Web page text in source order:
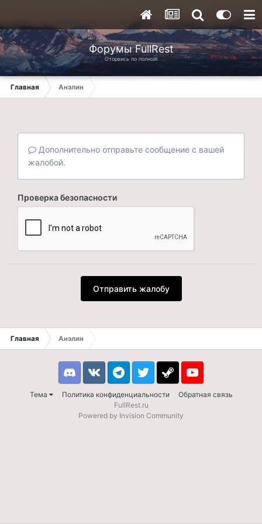
Форумы FullRest
Оторвись по полной!
Главная Анэлин
Дополнительно отправьте сообщение с вашей
жалобой.
Проверка безопасности
Отправить жалобу
Главная Анэлин
Тема Политика конфиденциальности Обратная связь
DiscordVK TelegramTwitter Steam Youtube
FullRest.ru
Powered by Invision Community